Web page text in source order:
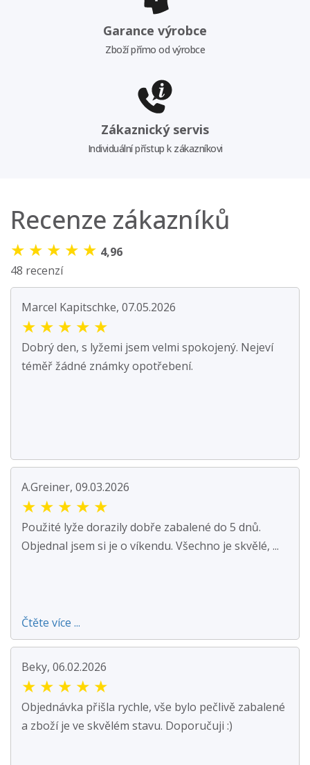
Garance výrobce
Zboží přímo od výrobce
Zákaznický servis
Individuální přístup k zákazníkovi
Recenze zákazníků
★ ★ ★ ★ ★ 4,96
48 recenzí
Marcel Kapitschke, 07.05.2026
★ ★ ★ ★ ★
Dobrý den, s lyžemi jsem velmi spokojený. Nejeví
téměř žádné známky opotřebení.
A.Greiner, 09.03.2026
★ ★ ★ ★ ★
Použité lyže dorazily dobře zabalené do 5 dnů.
Objednal jsem si je o víkendu. Všechno je skvělé, ...
Čtěte více ...
Beky, 06.02.2026
★ ★ ★ ★ ★
Objednávka přišla rychle, vše bylo pečlivě zabalené
a zboží je ve skvělém stavu. Doporučuji :)